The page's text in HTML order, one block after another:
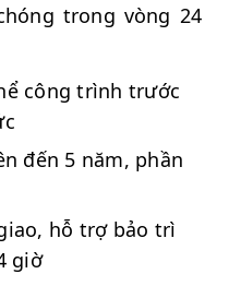
trong vòng 24
công trình trước
đến 5 năm, phần
hỗ trợ bảo trì
giờ